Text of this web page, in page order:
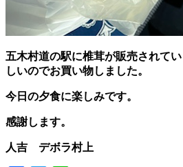
五木村道の駅に椎茸が販売されて
しいのでお買い物しました。
今日の夕食に楽しみです。
感謝します。
人吉 デボラ村上